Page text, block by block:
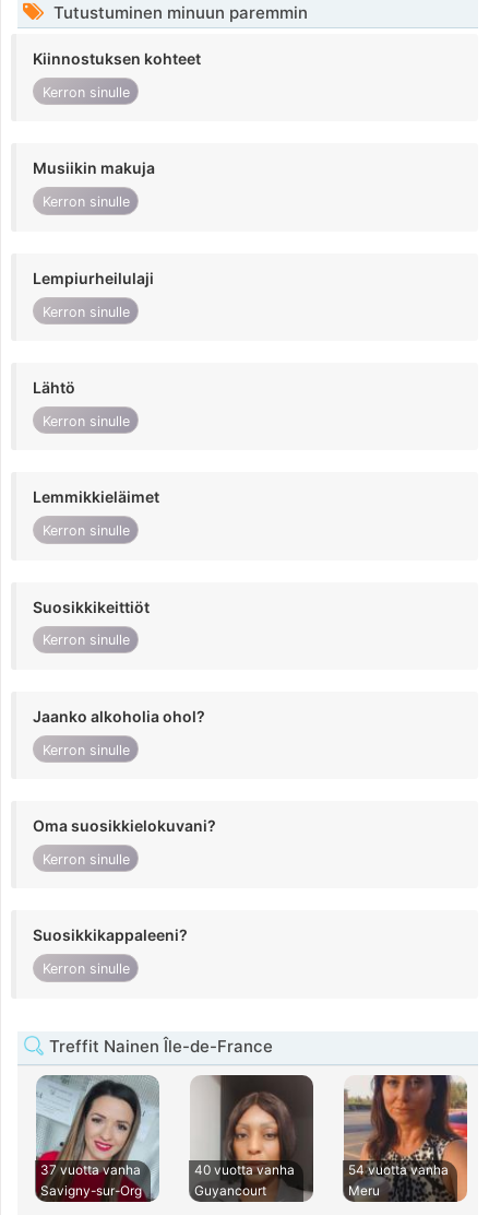
Tutustuminen minuun paremmin
Kiinnostuksen kohteet
Kerron sinulle
Musiikin makuja
Kerron sinulle
Lempiurheilulaji
Kerron sinulle
Lähtö
Kerron sinulle
Lemmikkieläimet
Kerron sinulle
Suosikkikeittiöt
Kerron sinulle
Jaanko alkoholia ohol?
Kerron sinulle
Oma suosikkielokuvani?
Kerron sinulle
Suosikkikappaleeni?
Kerron sinulle
Treffit Nainen Île-de-France
37 vuotta vanha
Savigny-sur-Org
40 vuotta vanha
Guyancourt
54 vuotta vanha
Meru